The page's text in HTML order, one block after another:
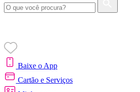
Baixe o App
Cartão e Serviços